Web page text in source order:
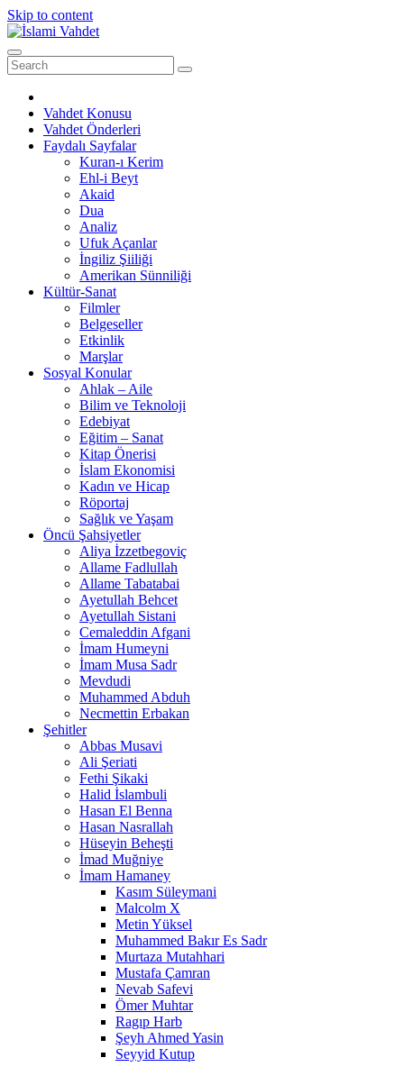
Skip to content
Vahdet Konusu
Vahdet Önderleri
Faydalı Sayfalar
Kuran-ı Kerim
Ehl-i Beyt
Akaid
Dua
Analiz
Ufuk Açanlar
İngiliz Şiiliği
Amerikan Sünniliği
Kültür-Sanat
Filmler
Belgeseller
Etkinlik
Marşlar
Sosyal Konular
Ahlak – Aile
Bilim ve Teknoloji
Edebiyat
Eğitim – Sanat
Kitap Önerisi
İslam Ekonomisi
Kadın ve Hicap
Röportaj
Sağlık ve Yaşam
Öncü Şahsiyetler
Aliya İzzetbegoviç
Allame Fadlullah
Allame Tabatabai
Ayetullah Behcet
Ayetullah Sistani
Cemaleddin Afgani
İmam Humeyni
İmam Musa Sadr
Mevdudi
Muhammed Abduh
Necmettin Erbakan
Şehitler
Abbas Musavi
Ali Şeriati
Fethi Şikaki
Halid İslambuli
Hasan El Benna
Hasan Nasrallah
Hüseyin Beheşti
İmad Muğniye
İmam Hamaney
Kasım Süleymani
Malcolm X
Metin Yüksel
Muhammed Bakır Es Sadr
Murtaza Mutahhari
Mustafa Çamran
Nevab Safevi
Ömer Muhtar
Ragıp Harb
Şeyh Ahmed Yasin
Seyyid Kutup